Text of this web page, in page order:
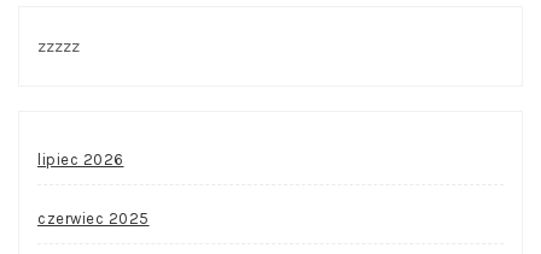
zzzzz
lipiec 2026
czerwiec 2025